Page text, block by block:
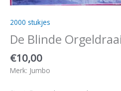
2000 stukjes
De Blinde
€10,00
Merk: Jumbo